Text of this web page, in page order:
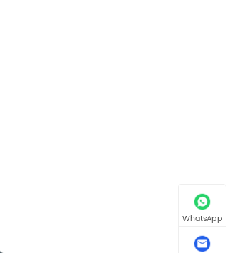
WhatsApp